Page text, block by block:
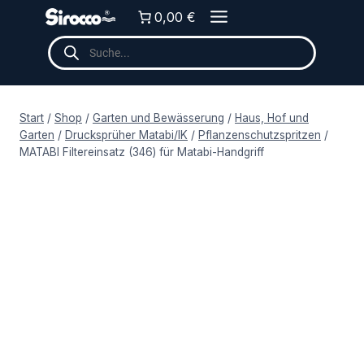
springen
0,00 €
Products
search
Start / Shop / Garten und Bewässerung / Haus, Hof und
Garten / Drucksprüher Matabi/IK / Pflanzenschutzspritzen /
MATABI Filtereinsatz (346) für Matabi-Handgriff